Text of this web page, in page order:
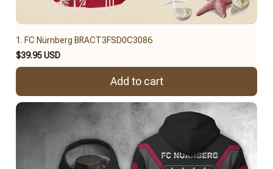
1. FC Nürnberg BRACT3FSD0C3086
$39.95 USD
Add to cart